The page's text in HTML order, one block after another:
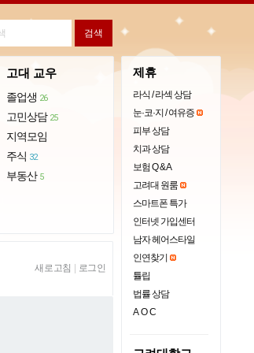
고대 교우
졸업생 26
고민상담 25
지역모임
주식 32
부동산 5
새로고침 로그인
제휴
라식 / 라섹 상담
눈·코·지 / 여유증
피부 상담
치과 상담
보험 Q & A
고려대 원룸
스마트폰 특가
인터넷 가입센터
남자 헤어스타일
인연찾기
튤립
법률 상담
AOC